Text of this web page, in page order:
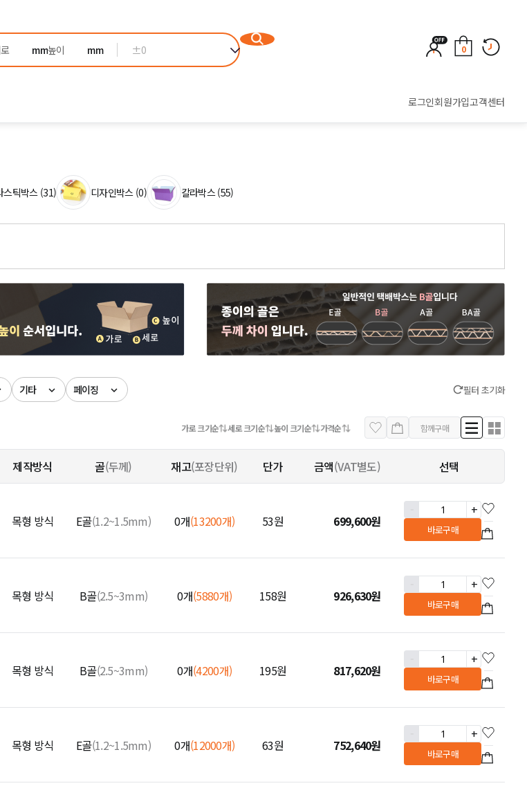
±0 0
로그인회원가입고객센터
스틱박스 (31) 디자인박스 (0) 칼라박스 (55)
기타 페이징 필터 초기화
가로 크기순 세로 크기순 높이 크기순 가격순 함께구매
제작방식 골(두께) 재고(포장단위) 단가 금액(VAT별도)
선택
목형 방식 E골(1.2~1.5mm) 0개(13200개) 53원 699,600원
+
바로구매
목형 방식 B골(2.5~3mm) 0개(5880개) 158원 926,630원
+
바로구매
목형 방식 B골(2.5~3mm) 0개(4200개) 195원 817,620원
+
바로구매
목형 방식 E골(1.2~1.5mm) 0개(12000개) 63원 752,640원
+
바로구매